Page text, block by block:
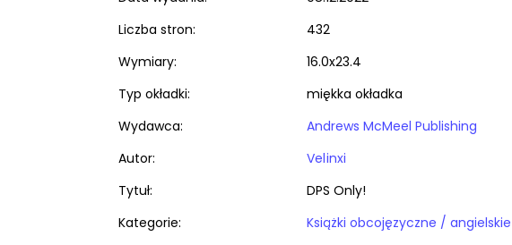
Liczba stron:
432
Wymiary:
16.0x23.4
Typ okładki:
miękka okładka
Wydawca:
Andrews McMeel Publishing
Autor:
Velinxi
Tytuł:
DPS Only!
Kategorie: